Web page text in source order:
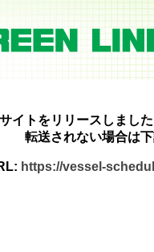
イトをリリースしまし
転送されない場合は
https://vessel-